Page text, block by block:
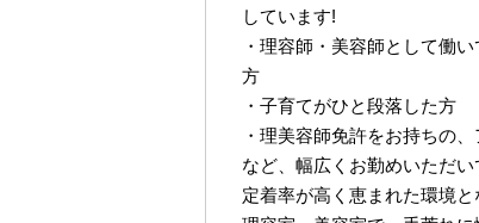
しています!
・理容師・美容師として働
方
・子育てがひと段落した方
・理美容師免許をお持ちの
など、幅広くお勤めいただい
定着率が高く恵まれた環境と